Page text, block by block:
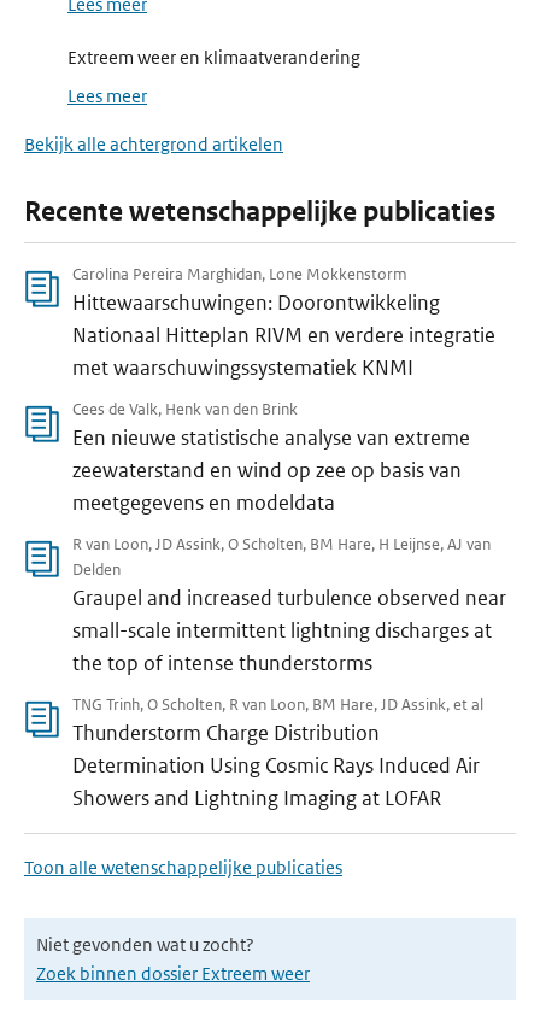
Extreem weer en klimaatverandering
Lees meer
Bekijk alle achtergrond artikelen
Recente wetenschappelijke publicaties
Carolina Pereira Marghidan, Lone Mokkenstorm
Hittewaarschuwingen: Doorontwikkeling
Nationaal Hitteplan RIVM en verdere integratie
met waarschuwingssystematiek KNMI
Cees de Valk, Henk van den Brink
Een nieuwe statistische analyse van extreme
zeewaterstand en wind op zee op basis van
meetgegevens en modeldata
R van Loon, JD Assink, O Scholten, BM Hare, H Leijnse, AJ van
Delden
Graupel and increased turbulence observed near
small-scale intermittent lightning discharges at
the top of intense thunderstorms
TNG Trinh, O Scholten, R van Loon, BM Hare, JD Assink, et al
Thunderstorm Charge Distribution
Determination Using Cosmic Rays Induced Air
Showers and Lightning Imaging at LOFAR
Toon alle wetenschappelijke publicaties
Niet gevonden wat u zocht?
Zoek binnen dossier Extreem weer